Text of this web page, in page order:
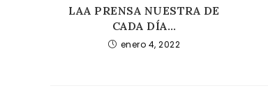
LAA PRENSA NUESTRA DE
CADA DÍA…
enero 4, 2022